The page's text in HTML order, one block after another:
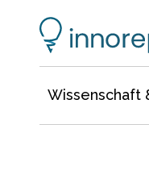
Wissenschaft